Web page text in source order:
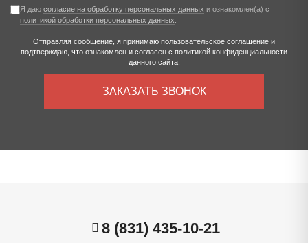
Я даю согласие на обработку персональных данных и ознакомлен(а) с
политикой обработки персональных данных
Отправляя сообщение, я принимаю пользовательское соглашение и
подтверждаю, что ознакомлен и согласен с политикой конфиденциальности
данного сайта.
ЗАКАЗАТЬ ЗВОНОК
8 (831) 435-10-21